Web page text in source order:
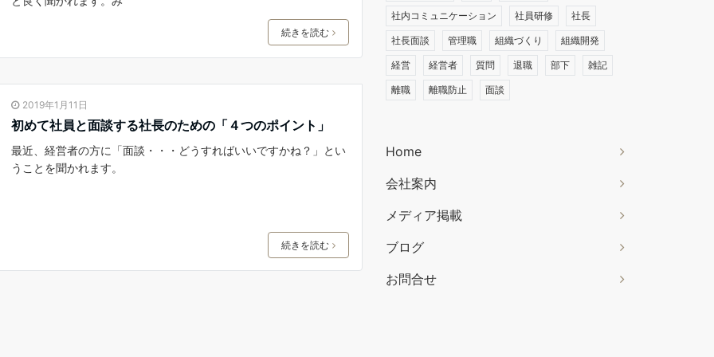
続きを読む
2019年1月11日
初めて社員と面談する社長のための「４つのポイント」
最近、経営者の方に「面談・・・どうすればいいですかね？」とい
うことを聞かれます。
続きを読む
社内コミュニケーション 社員研修 社長
社長面談 管理職 組織づくり 組織開発
経営 経営者 質問 退職 部下 雑記
離職 離職防止 面談
Home
会社案内
メディア掲載
ブログ
お問合せ